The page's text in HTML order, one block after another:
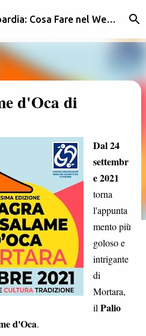
principali Eventi e Sagre Lombardia: Cosa Fare nel Weekend | Weekendidea
d'Oca di
Dal 24
settembr
e 2021
torna
l'appunta
mento più
goloso e
intrigante
di
Mortara,
il Palio
d'Oca.